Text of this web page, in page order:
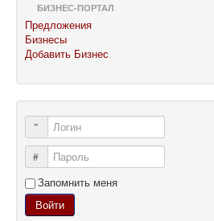
БИЗНЕС-ПОРТАЛ
Предложения
Бизнесы
Добавить Бизнес
Логин
Пароль
Запомнить меня
Войти